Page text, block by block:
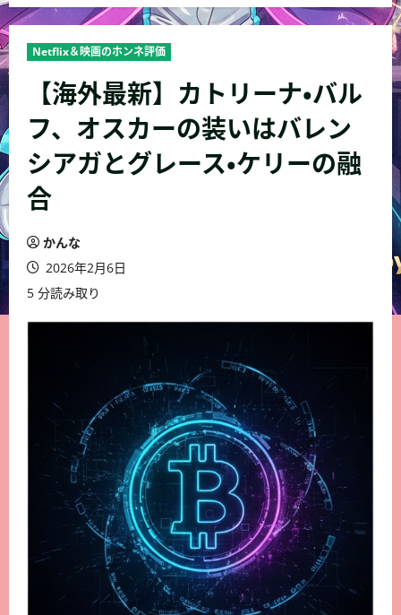
Netflix＆映画のホンネ評価
【海外最新】カトリーナ・バル
フ、オスカーの装いはバレン
シアガとグレース・ケリーの融
合
かんな
2026年2月6日
5 分読み取り